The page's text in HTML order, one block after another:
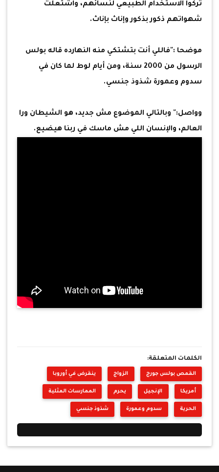
تركوا الاستخدام الطبيعي لنسائهم، واشتعلت
شهواتهم ذكور بذكور وإناث بإناث.
موضحا :"فاللي أنت بتشتكي منه النهارده قاله بولس
الرسول من 2000 سنة، ومن أيام لوط لما كان في
سدوم وعمورة شذوذ جنسي.
وواصل:" وبالتالي الموضوع مش جديد، هو الشيطان ورا
العالم، والإنسان اللي مش ماسك في ربنا هيضيع.
الكلمات المتعلقة:
القمص بولس جورج الزواج ينقرض في أوروبا
أمريكا الإنجيل يحرم الممارسات المثلية
الحرية سدوم وعمورة شذوذ جنسي